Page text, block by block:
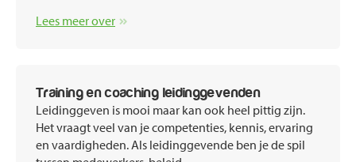
Lees meer over
Training en coaching leidinggevenden
Leidinggeven is mooi maar kan ook heel pittig zijn.
Het vraagt veel van je competenties, kennis, ervaring
en vaardigheden. Als leidinggevende ben je de spil